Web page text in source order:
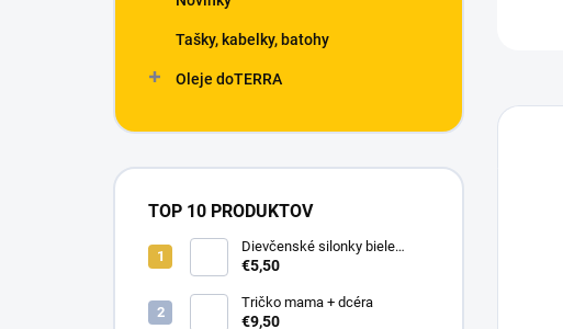
Tašky, kabelky, batohy
Oleje doTERRA
TOP 10 PRODUKTOV
Dievčenské silonky biele
Linda
€5,50
Tričko mama + dcéra
€9,50